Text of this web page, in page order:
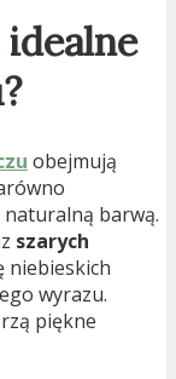
obejmują
barwą.
szarych
niebieskich
wyrazu.
piękne